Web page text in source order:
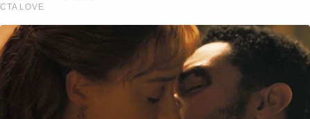
CTA LOVE